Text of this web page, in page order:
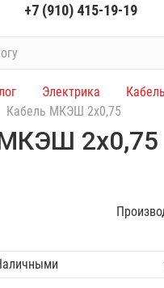
+7 (910) 415-19-19
Электрика
Кабель МКЭШ 2х0,75
2х0,75